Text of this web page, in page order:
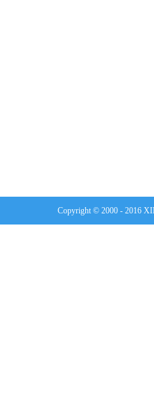
Copyright © 2000 - 2016